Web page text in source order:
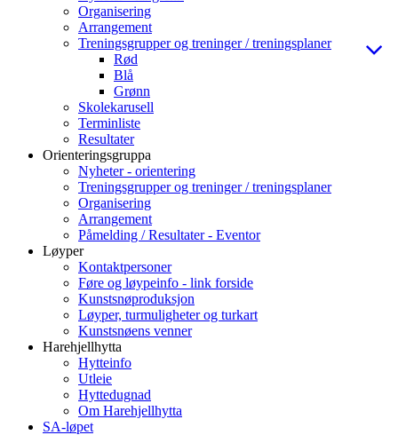
Organisering
Arrangement
Treningsgrupper og treninger / treningsplaner
Rød
Blå
Grønn
Skolekarusell
Terminliste
Resultater
Orienteringsgruppa
Nyheter - orientering
Treningsgrupper og treninger / treningsplaner
Organisering
Arrangement
Påmelding / Resultater - Eventor
Løyper
Kontaktpersoner
Føre og løypeinfo - link forside
Kunstsnøproduksjon
Løyper, turmuligheter og turkart
Kunstsnøens venner
Harehjellhytta
Hytteinfo
Utleie
Hyttedugnad
Om Harehjellhytta
SA-løpet